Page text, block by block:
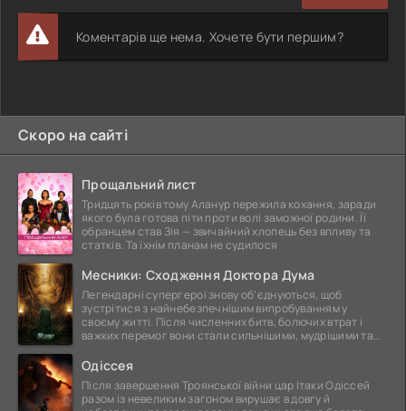
Коментарів ще нема. Хочете бути першим?
Скоро на сайті
Прощальний лист
Тридцять років тому Аланур пережила кохання, заради
якого була готова піти проти волі заможної родини. Її
обранцем став Зія — звичайний хлопець без впливу та
статків. Та їхнім планам не судилося
Месники: Сходження Доктора Дума
Легендарні супергерої знову об'єднуються, щоб
зустрітися з найнебезпечнішим випробуванням у
своєму житті. Після численних битв, болючих втрат і
важких перемог вони стали сильнішими, мудрішими та
Одіссея
Після завершення Троянської війни цар Ітаки Одіссей
разом із невеликим загоном вирушає в довгу й